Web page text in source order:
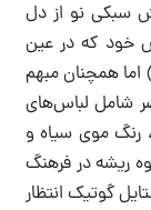
سبکی نو از دل
خود که در عین
همچنان مبهم
شامل لباس‌های
رنگ موی سیاه و
ریشه در فرهنگ
گوتیک انتظار